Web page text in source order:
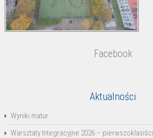
Facebook
Aktualności
Wyniki matur
Warsztaty Integracyjne 2026 –